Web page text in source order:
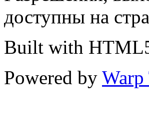
доступны на
Built with
Powered by